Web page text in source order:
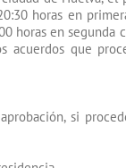
horas en
horas en segunda
acuerdos que
si